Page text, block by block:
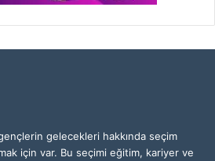
gelecekleri hakkında seçim
için var. Bu seçimi eğitim, kariyer ve